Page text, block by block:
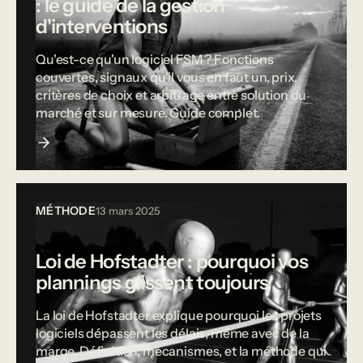
: le guide de la gestion
d'interventions
Qu'est-ce qu'un logiciel FSM ? Fonctions
couvertes, signaux qu'il vous en faut un, prix,
critères de choix et arbitrage entre solution du
marché et sur mesure. Guide complet.
MÉTHODE13 mars 2025
Loi de Hofstadter : pourquoi vos
plannings glissent toujours
La loi de Hofstadter explique pourquoi les projets
logiciels dépassent les délais, même avec de la
marge. Définition, mécanismes, et la méthode qui